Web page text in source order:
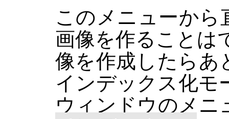
このメニューか
画像を作ることは
像を作成したら
インデックス化モ
ウィンドウのメ